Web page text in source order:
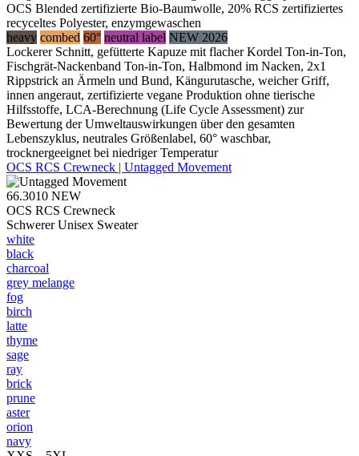
OCS Blended zertifizierte Bio-Baumwolle, 20% RCS zertifiziertes
recyceltes Polyester, enzymgewaschen
heavy combed 60° neutral label NEW 2026
Lockerer Schnitt, gefütterte Kapuze mit flacher Kordel Ton-in-Ton,
Fischgrät-Nackenband Ton-in-Ton, Halbmond im Nacken, 2x1
Rippstrick an Ärmeln und Bund, Kängurutasche, weicher Griff,
innen angeraut, zertifizierte vegane Produktion ohne tierische
Hilfsstoffe, LCA-Berechnung (Life Cycle Assessment) zur
Bewertung der Umweltauswirkungen über den gesamten
Lebenszyklus, neutrales Größenlabel, 60° waschbar,
trocknergeeignet bei niedriger Temperatur
OCS RCS Crewneck | Untagged Movement
66.3010 NEW
OCS RCS Crewneck
Schwerer Unisex Sweater
white
black
charcoal
grey melange
fog
birch
latte
thyme
sage
ray
brick
prune
aster
orion
navy